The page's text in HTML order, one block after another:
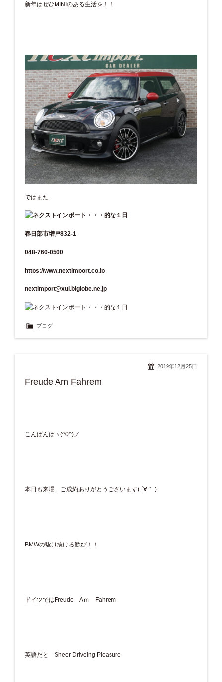
新年はぜひMINIのある生活を！！
ではまた
春日部市増戸832-1
048-760-0500
https://www.nextimport.co.jp
nextimport@xui.biglobe.ne.jp
ブログ
2019年12月25日
Freude Am Fahrem
こんばんはヽ(^0^)ノ
本日も来場、ご成約ありがとうございます( ´∀｀ )
BMWの駆け抜ける歓び！！
ドイツではFreude Aｍ Fahrem
英語だと Sheer Driveing Pleasure